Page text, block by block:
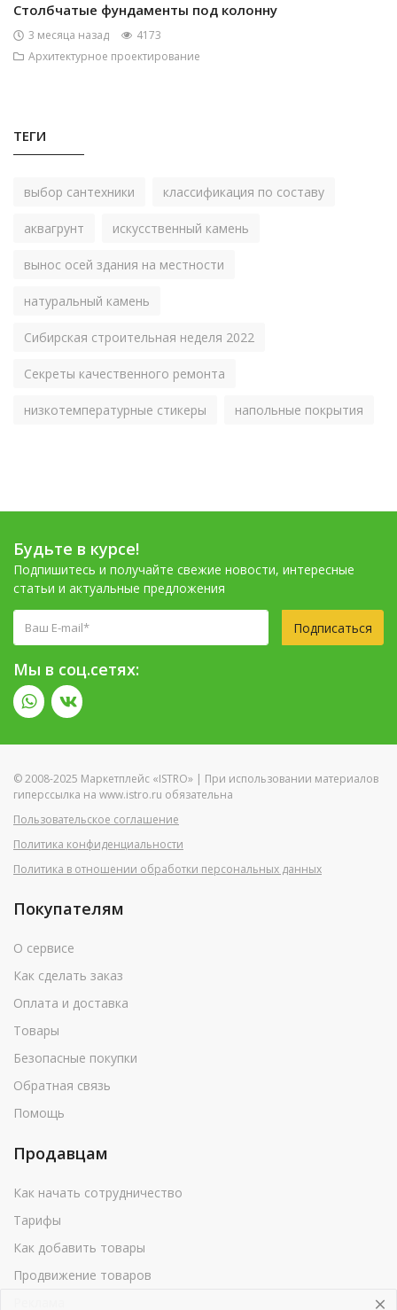
Столбчатые фундаменты под колонну
3 месяца назад
4173
Архитектурное проектирование
ТЕГИ
выбор сантехники классификация по составу
аквагрунт искусственный камень
вынос осей здания на местности
натуральный камень
Сибирская строительная неделя 2022
Секреты качественного ремонта
низкотемпературные стикеры напольные покрытия
Будьте в курсе!
Подпишитесь и получайте свежие новости, интересные
статьи и актуальные предложения
Подписаться
Мы в соц.сетях:
© 2008-2025 Маркетплейс «ISTRO» | При использовании материалов
гиперссылка на www.istro.ru обязательна
Пользовательское соглашение
Политика конфиденциальности
Политика в отношении обработки персональных данных
Покупателям
О сервисе
Как сделать заказ
Оплата и доставка
Товары
Безопасные покупки
Обратная связь
Помощь
Продавцам
Как начать сотрудничество
Тарифы
Как добавить товары
Продвижение товаров